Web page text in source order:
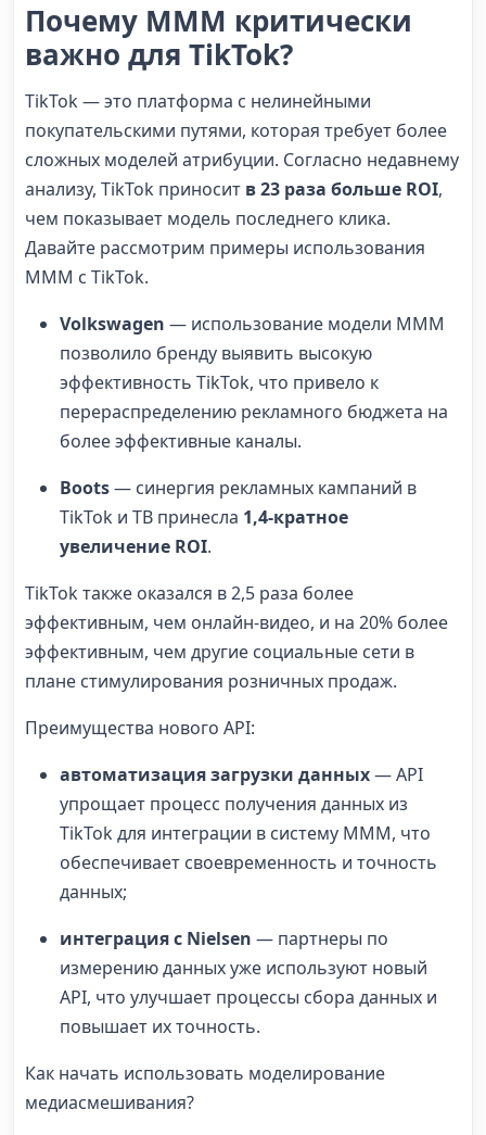
Почему MMM критически
важно для TikTok?
TikTok — это платформа с нелинейными
покупательскими путями, которая требует более
сложных моделей атрибуции. Согласно недавнему
анализу, TikTok приносит в 23 раза больше ROI,
чем показывает модель последнего клика.
Давайте рассмотрим примеры использования
MMM с TikTok.
Volkswagen — использование модели MMM
позволило бренду выявить высокую
эффективность TikTok, что привело к
перераспределению рекламного бюджета на
более эффективные каналы.
Boots— синергия рекламных кампаний в
TikTok и ТВ принесла 1,4-кратное
увеличение ROI.
TikTok также оказался в 2,5 раза более
эффективным, чем онлайн-видео, и на 20% более
эффективным, чем другие социальные сети в
плане стимулирования розничных продаж.
Преимущества нового API:
автоматизация загрузки данных— API
упрощает процесс получения данных из
TikTok для интеграции в систему MMM, что
обеспечивает своевременность и точность
данных;
интеграция с Nielsen — партнеры по
измерению данных уже используют новый
API, что улучшает процессы сбора данных и
повышает их точность.
Как начать использовать моделирование
медиасмешивания?